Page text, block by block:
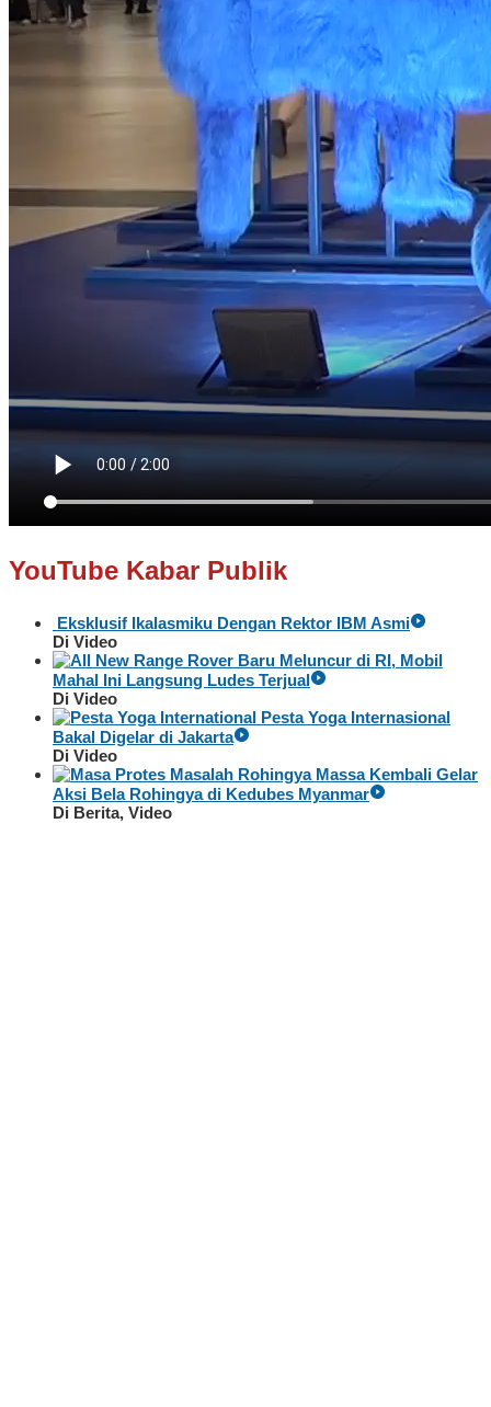
YouTube Kabar Publik
Eksklusif Ikalasmiku Dengan Rektor IBM Asmi
Di Video
Baru Meluncur di RI, Mobil
Mahal Ini Langsung Ludes Terjual
Di Video
Pesta Yoga Internasional
Bakal Digelar di Jakarta
Di Video
Massa Kembali Gelar
Aksi Bela Rohingya di Kedubes Myanmar
Di Berita, Video